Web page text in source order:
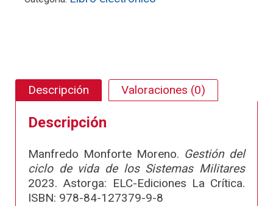
Descripción Valoraciones (0)
Descripción
Manfredo Monforte Moreno. Gestión del
ciclo de vida de los Sistemas Militares
2023. Astorga: ELC-Ediciones La Crítica.
ISBN: 978-84-127379-9-8